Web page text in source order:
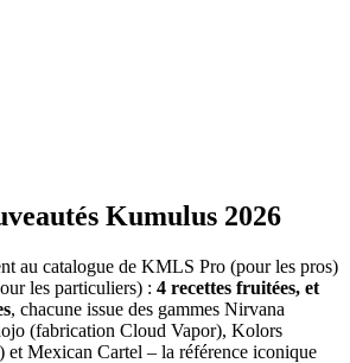
Kumulus 2026
au catalogue de KMLS Pro (pour les pros)
les particuliers) : 4 recettes fruitées, et
, chacune issue des gammes Nirvana
(fabrication Cloud Vapor), Kolors
Mexican Cartel – la référence iconique